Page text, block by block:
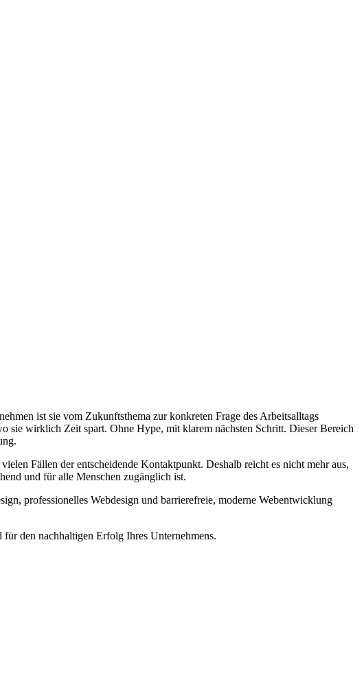
ist sie vom Zukunftsthema zur konkreten Frage des Arbeitsalltags
sie wirklich Zeit spart. Ohne Hype, mit klarem nächsten Schritt. Dieser Bereich
Fällen der entscheidende Kontaktpunkt. Deshalb reicht es nicht mehr aus,
und für alle Menschen zugänglich ist.
professionelles Webdesign und barrierefreie, moderne Webentwicklung
den nachhaltigen Erfolg Ihres Unternehmens.